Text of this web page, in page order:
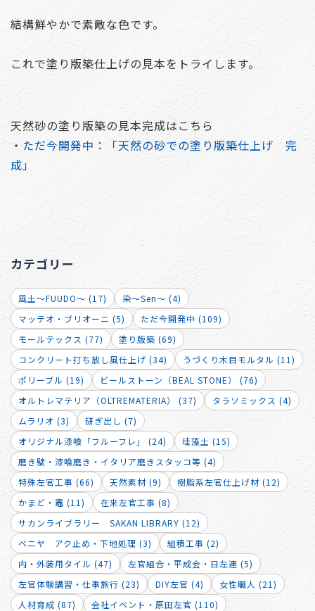
結構鮮やかで素敵な色です。
これで塗り版築仕上げの見本をトライします。
天然砂の塗り版築の見本完成はこちら
・ ただ今開発中：「天然の砂での塗り版築仕上げ 完
成」
カテゴリー
風土～FUUDO～ (17)
染～Sen～ (4)
マッテオ・ブリオーニ (5)
ただ今開発中 (109)
モールテックス (77)
塗り版築 (69)
コンクリート打ち放し風仕上げ (34)
うづくり木目モルタル (11)
ポリーブル (19)
ビールストーン（BEAL STONE） (76)
オルトレマテリア（OLTREMATERIA） (37)
タラソミックス (4)
ムラリオ (3)
研ぎ出し (7)
オリジナル漆喰「フルーフレ」 (24)
珪藻土 (15)
磨き壁・漆喰磨き・イタリア磨きスタッコ等 (4)
特殊左官工事 (66)
天然素材 (9)
樹脂系左官仕上げ材 (12)
かまど・竈 (11)
在来左官工事 (8)
サカンライブラリー SAKAN LIBRARY (12)
ベニヤ アク止め・下地処理 (3)
組積工事 (2)
内・外装用タイル (47)
左官組合・平成会・日左連 (5)
左官体験講習・仕事旅行 (23)
DIY左官 (4)
女性職人 (21)
人材育成 (87)
会社イベント・原田左官 (110)